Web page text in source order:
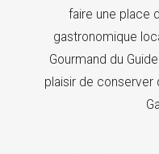
faire une place
gastronomique
Gourmand du
plaisir de conserver